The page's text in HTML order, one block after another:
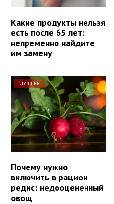
Какие продукты нельзя
есть после 65 лет:
непременно найдите
им замену
ЛУЧШЕЕ
Почему нужно
включить в рацион
редис: недооцененный
овощ